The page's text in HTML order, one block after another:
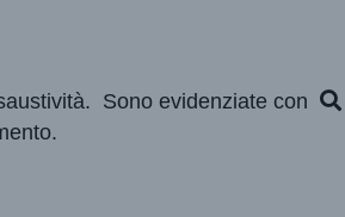
Sono evidenziate con